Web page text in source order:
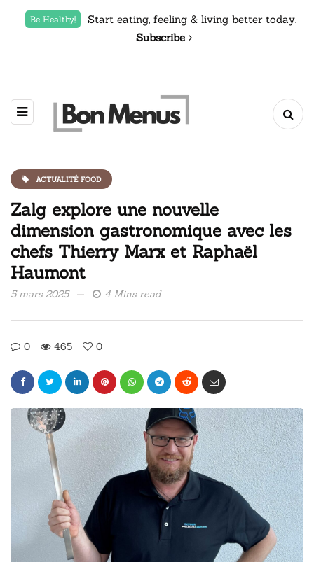
Be Healthy!
Start eating, feeling & living better today.
Subscribe
ACTUALITÉ FOOD
Zalg explore une nouvelle
dimension gastronomique avec les
chefs Thierry Marx et Raphaël
Haumont
5 mars 2025 4 Mins read
0 465 0